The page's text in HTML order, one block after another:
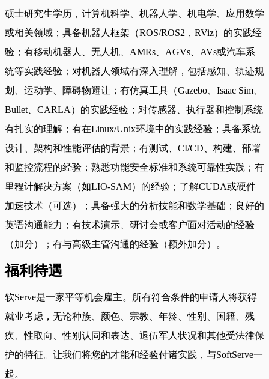
硕士研究生学历，计算机科学、机器人学、机电学、应用数学
或相关领域；具备机器人框架（ROS/ROS2，RViz）的实践经
验；有移动机器人、无人机、AMRs、AGVs、AVs或汽车系
统等实践经验；对机器人领域有深入理解，包括感知、轨迹规
划、运动学、障碍物避让；有仿真工具（Gazebo、Isaac Sim、
Bullet、CARLA）的实践经验；对传感器、执行器和控制系统
有扎实的理解；有在Linux/Unix环境中的实践经验；具备系统
设计、架构和性能评估的背景；有测试、CI/CD、构建、部署
和监控流程的经验；熟悉功能安全标准和系统可靠性实践；有
里程计解决方案（如LIO-SAM）的经验；了解CUDA或硬件
加速技术（可选）；具备强大的分析技能和数学基础；良好的
英语沟通能力；有技术演示、研讨会或客户面对活动的经验
（加分）；有与高级主管沟通的经验（额外加分）。
福利待遇
软Serve是一家平等机会雇主。所有符合条件的申请人将获得
就业考虑，无论种族、颜色、宗教、年龄、性别、国籍、残
疾、性取向、性别认同和表达、退伍军人状况和其他受法律保
护的特征。让我们将您的才能和经验付诸实践，与SoftServe一
起。